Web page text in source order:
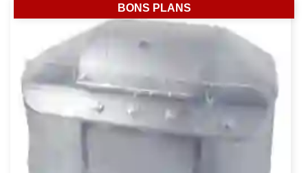
BONS PLANS